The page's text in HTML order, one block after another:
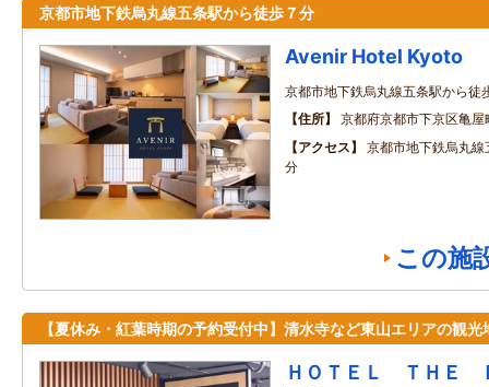
京都市地下鉄烏丸線五条駅から徒歩７分
Avenir Hotel Kyoto
京都市地下鉄烏丸線五条駅から徒
住所
京都府京都市下京区亀屋
アクセス
京都市地下鉄烏丸
分
この施
【夏休み・紅葉時期の予約受付中】清水寺など東山エリアの観光
ＨＯＴＥＬ ＴＨＥ